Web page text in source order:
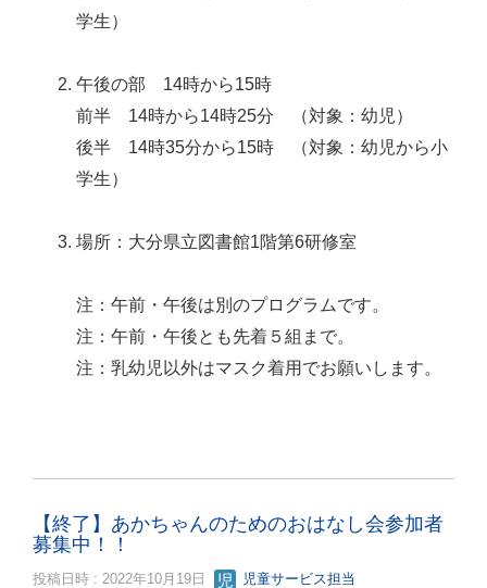
学生）
午後の部 14時から15時
前半 14時から14時25分 （対象：幼児）
後半 14時35分から15時 （対象：幼児から小
学生）
場所：大分県立図書館1階第6研修室
注：午前・午後は別のプログラムです。
注：午前・午後とも先着５組まで。
注：乳幼児以外はマスク着用でお願いします。
【終了】あかちゃんのためのおはなし会参加者
募集中！！
投稿日時 : 2022年10月19日 児童サービス担当